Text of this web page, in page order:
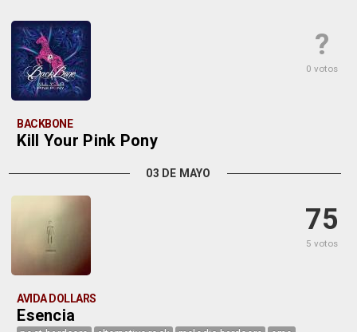
?
0 votos
BACKBONE
Kill Your Pink Pony
03 DE MAYO
75
5 votos
AVIDA DOLLARS
Esencia